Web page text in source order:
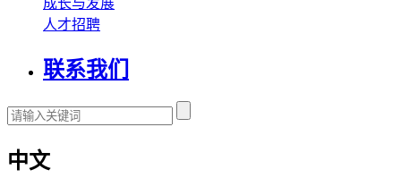
成长与发展
人才招聘
联系我们
中文